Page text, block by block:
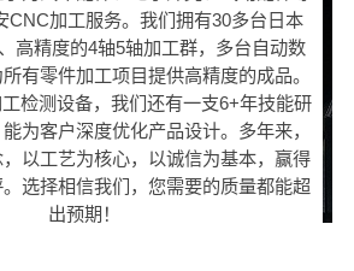
CNC加工服务。我们拥有30多台日本
高精度的4轴5轴加工群，多台自动数
有零件加工项目提供高精度的成品。
检测设备，我们还有一支6+年技能研
为客户深度优化产品设计。多年来，
以工艺为核心，以诚信为基本，赢得
选择相信我们，您需要的质量都能超
出预期！